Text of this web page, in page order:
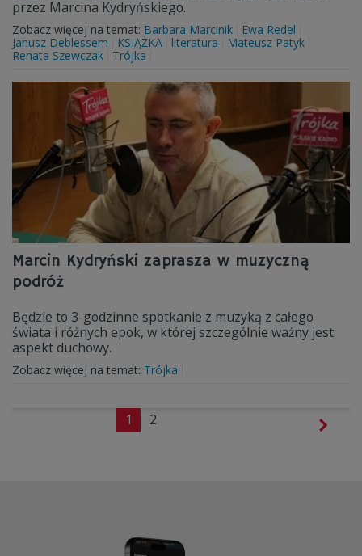
przez Marcina Kydryńskiego.
Zobacz więcej na temat: Barbara Marcinik
Ewa Redel
Janusz Deblessem
KSIĄŻKA literatura
Mateusz Patyk
Renata Szewczak
Trójka
Marcin Kydryński zaprasza w muzyczną
podróż
Będzie to 3-godzinne spotkanie z muzyką z całego
świata i różnych epok, w której szczególnie ważny jest
aspekt duchowy.
Zobacz więcej na temat: Trójka
1 2